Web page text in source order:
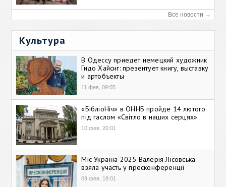
Все новости →
Культура
В Одессу приедет немецкий художник
Гидо Хайсиг: презентует книгу, выставку
и артобъекты
11 фев, 09:05
«БібліоНіч» в ОННБ пройде 14 лютого
під гаслом «Світло в наших серцях»
10 фев, 20:01
Міс Україна 2025 Валерія Лісовська
взяла участь у пресконференції
09 фев, 18:01